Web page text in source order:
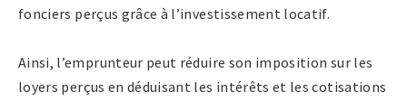
fonciers perçus grâce à l’investissement locatif.
Ainsi, l’emprunteur peut réduire son imposition sur les
loyers perçus en déduisant les intérêts et les cotisations